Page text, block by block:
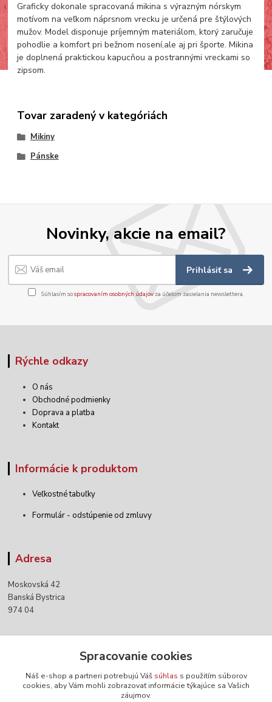
Graficky dokonale spracovaná mikina s výrazným nórskym
motívom na veľkom náprsnom vrecku je určená pre štýlových
mužov. Model disponuje príjemným materiálom, ktorý zaručuje
pohodlie a komfort pri bežnom nosení,ale aj pri športe. Mikina
je doplnená praktickou kapucňou a postrannými vreckami so
zipsom.
Tovar zaradený v kategóriách
Mikiny
Pánske
Novinky, akcie na email?
Prihlásiť sa
Súhlasím sospracovaním osobných údajov za účelom zasielania newslettera.
Rýchle odkazy
O nás
Obchodné podmienky
Doprava a platba
Kontakt
Informácie k produktom
Veľkostné tabuľky
Formulár - odstúpenie od zmluvy
Adresa
Moskovská 42
Banská Bystrica
974 04
+421 903 152 158
Spracovanie cookies
Náš e-shop a partneri potrebujú Váš súhlas s použitím súborov
cookies, aby Vám mohli zobrazovať informácie týkajúce sa Vašich
záujmov.